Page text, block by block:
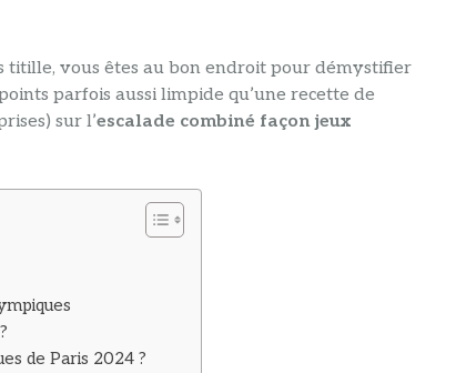
titille, vous êtes au bon endroit pour démystifier
parfois aussi limpide qu’une recette de
sur l’escalade combiné façon jeux
de Paris 2024 ?